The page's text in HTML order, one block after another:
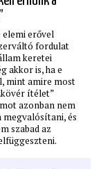
elemi erővel
fordulat
keretei
akkor is, ha e
mint amire most
ítélet”
azonban nem
és
szabad az